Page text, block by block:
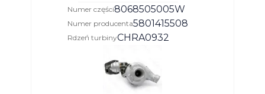
Numer części8068505005W
Numer producenta5801415508
Rdzeń turbinyCHRA0932